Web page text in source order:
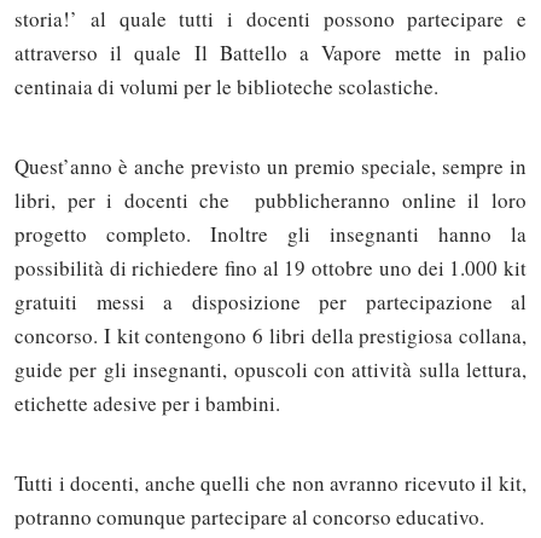
storia!’ al quale tutti i docenti possono partecipare e
attraverso il quale Il Battello a Vapore mette in palio
centinaia di volumi per le biblioteche scolastiche.
Quest’anno è anche previsto un premio speciale, sempre in
libri, per i docenti che pubblicheranno online il loro
progetto completo. Inoltre gli insegnanti hanno la
possibilità di richiedere fino al 19 ottobre uno dei 1.000 kit
gratuiti messi a disposizione per partecipazione al
concorso. I kit contengono 6 libri della prestigiosa collana,
guide per gli insegnanti, opuscoli con attività sulla lettura,
etichette adesive per i bambini.
Tutti i docenti, anche quelli che non avranno ricevuto il kit,
potranno comunque partecipare al concorso educativo.